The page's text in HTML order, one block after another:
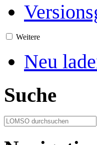
Weitere
Neu
Suche